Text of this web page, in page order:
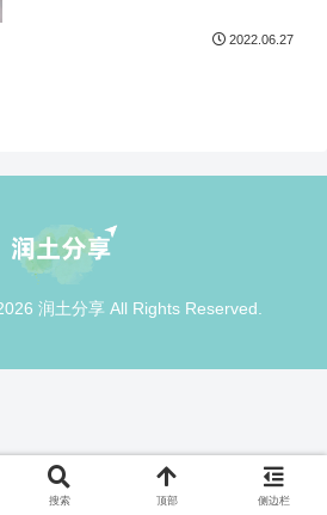
2022.06.27
润土分享 All Rights Reserved.
搜索 顶部 侧边栏